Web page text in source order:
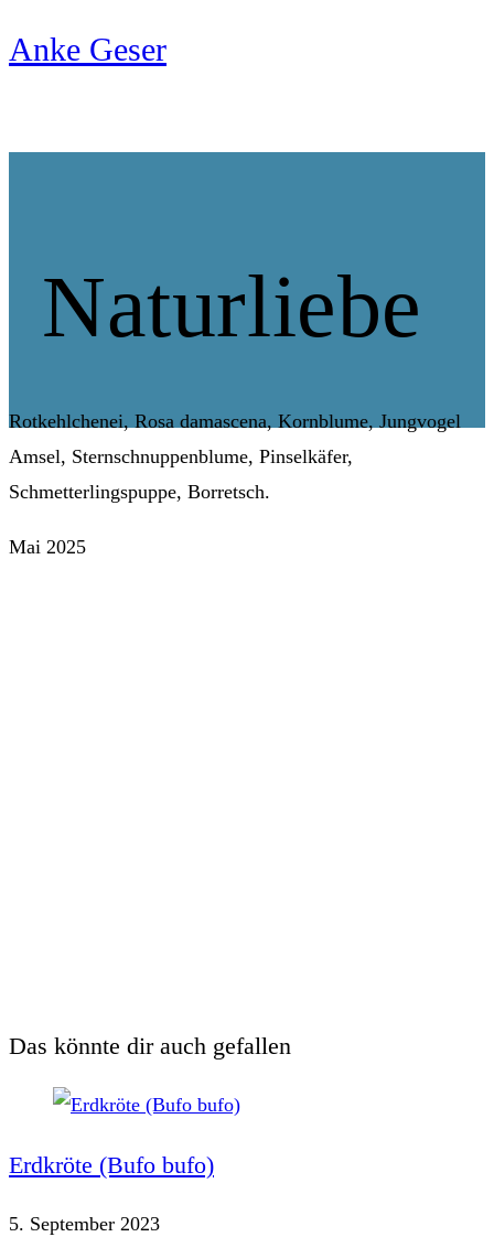
Inhalt
Anke Geser
Naturliebe
Rotkehlchenei, Rosa damascena, Kornblume, Jungvogel
Amsel, Sternschnuppenblume, Pinselkäfer,
Schmetterlingspuppe, Borretsch.
Mai 2025
Das könnte dir auch gefallen
Erdkröte (Bufo bufo)
5. September 2023